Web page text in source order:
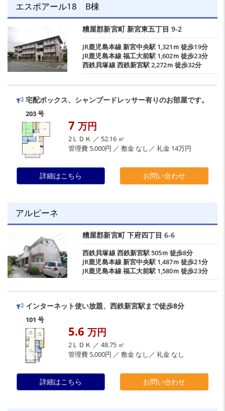
エスポアール18 B棟
糟屋郡新宮町 新宮東五丁目 9-2
JR鹿児島本線新宮中央駅1,321ｍ 徒歩19分
JR鹿児島本線福工大前駅1,602ｍ 徒歩23分
西鉄貝塚線西鉄新宮駅2,272ｍ 徒歩32分
宅配ボックス、シャンプードレッサー有りのお部屋です。
203 号
7 万円
2ＬＤＫ ／ 52.16 ㎡
管理費 5,000円 ／ 敷金 なし／ 礼金 14万円
詳細はこちら お問い合わせ
アルピーネ
糟屋郡新宮町 下府四丁目 6-6
西鉄貝塚線西鉄新宮駅505ｍ 徒歩8分
JR鹿児島本線新宮中央駅1,487ｍ 徒歩21分
JR鹿児島本線福工大前駅1,580ｍ 徒歩23分
インターネット使い放題、西鉄新宮駅まで徒歩8分
101 号
5.6 万円
2ＬＤＫ ／ 48.75 ㎡
管理費 5,000円 ／ 敷金 なし／ 礼金 なし
詳細はこちら お問い合わせ